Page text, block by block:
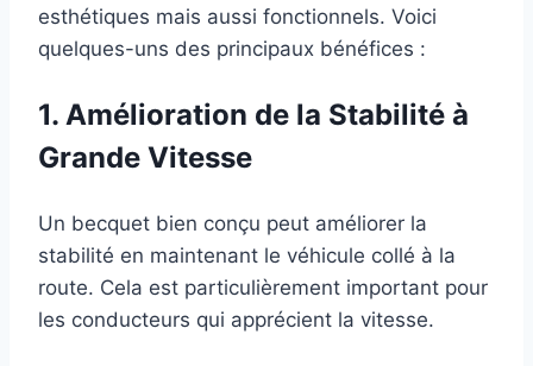
esthétiques mais aussi fonctionnels. Voici
quelques-uns des principaux bénéfices :
1. Amélioration de la Stabilité à
Grande Vitesse
Un becquet bien conçu peut améliorer la
stabilité en maintenant le véhicule collé à la
route. Cela est particulièrement important pour
les conducteurs qui apprécient la vitesse.